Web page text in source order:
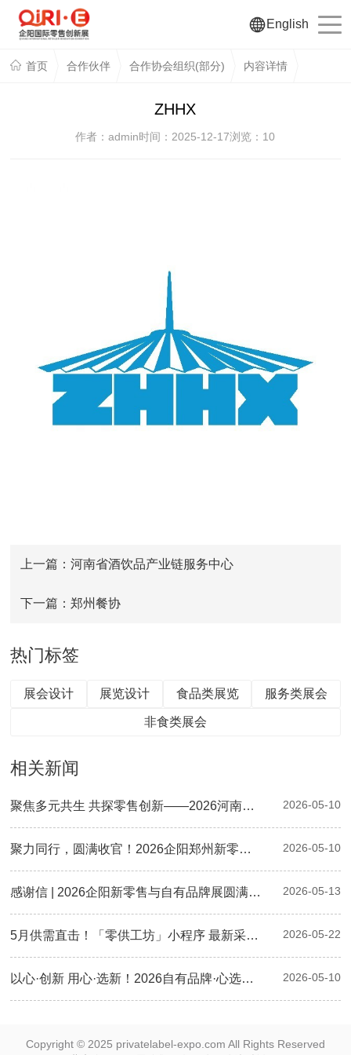
English
首页 合作伙伴 合作协会组织(部分) 内容详情
ZHHX
作者：admin时间：2025-12-17浏览： 10
上一篇：河南省酒饮品产业链服务中心
下一篇：郑州餐协
热门标签
展会设计 展览设计 食品类展览 服务类展会
非食类展会
相关新闻
聚焦多元共生 共探零售创新——2026河南零售创新大会暨第二届郑州自有品牌供应链大会圆满落幕 2026-05-10
聚力同行，圆满收官！2026企阳郑州新零售与自有品牌展现场精彩回顾 2026-05-10
感谢信 | 2026企阳新零售与自有品牌展圆满落幕：感恩有您，下届再会！ 2026-05-13
5月供需直击！「零供工坊」小程序 最新采购清单已更新，速来对接！ 2026-05-22
以心·创新 用心·选新！2026自有品牌·心选奖颁奖典礼圆满举行，三大奖项荣耀揭晓 2026-05-10
Copyright © 2025 privatelabel-expo.com All Rights Reserved